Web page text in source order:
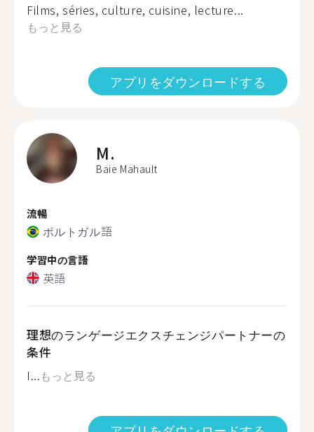
Films, séries, culture, cuisine, lecture...
もっと見る
アプリをダウンロードする
M.
Baie Mahault
流暢
ポルトガル語
学習中の言語
英語
理想のランゲージエクスチェンジパートナーの
条件
I...もっと見る